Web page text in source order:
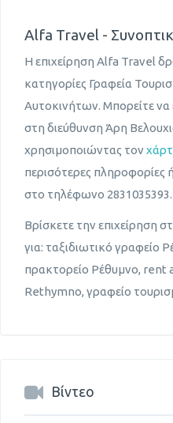
Alfa Travel -
Η επιχείρηση Alfa Travel
κατηγορίες Γραφεία
Αυτοκινήτων. Μπορείτε να
στη διεύθυνση Άρη
χρησιμοποιώντας τον
περισότερες
στο τηλέφωνο 2831035393.
Βρίσκετε την επιχείρηση
για: ταξιδιωτικό γραφείο
πρακτορείο Ρέθυμνο, rent
Rethymno, γραφείο
Βίντεο